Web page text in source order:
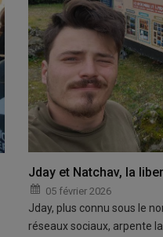
Jday et Natchav, la
05 février 2026
Jday, plus connu sous le
réseaux sociaux, arpente